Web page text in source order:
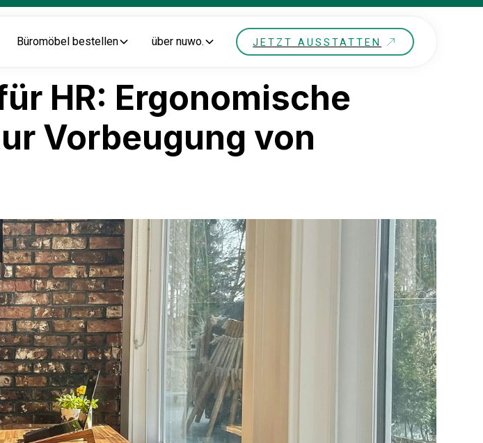
Büromöbel bestellen über nuwo. JETZT AUSSTATTEN
HR: Ergonomische
Vorbeugung von